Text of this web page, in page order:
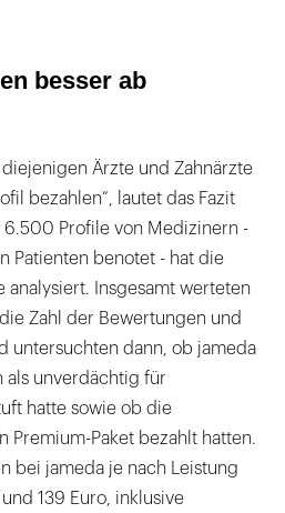
besser ab
Ärzte und Zahnärzte
bezahlen“, lautet das Fazit
6.500 Profile von Medizinern -
Patienten benotet - hat die
analysiert. Insgesamt werteten
Zahl der Bewertungen und
untersuchten dann, ob jameda
als unverdächtig für
hatte sowie ob die
Premium-Paket bezahlt hatten.
bei jameda je nach Leistung
139 Euro, inklusive